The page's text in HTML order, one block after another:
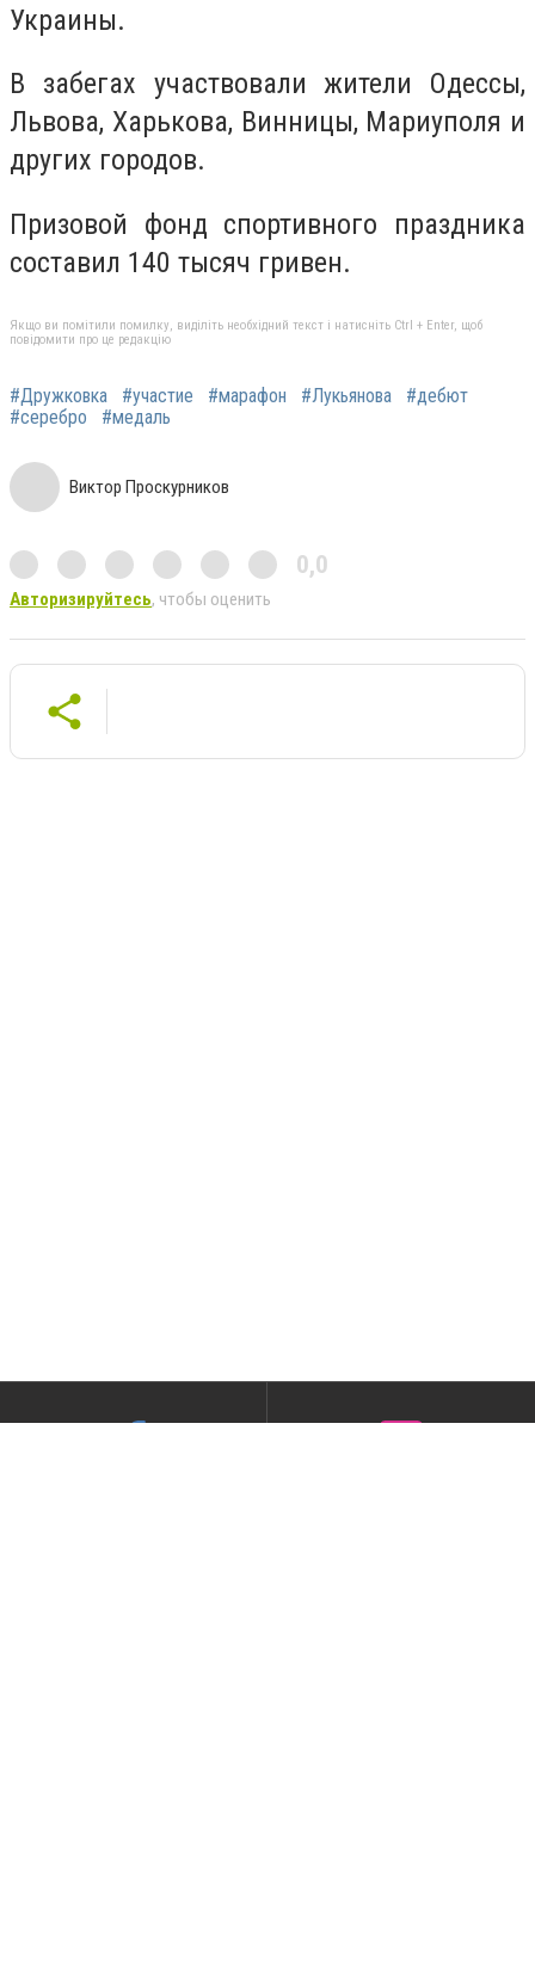
Украины.
В забегах участвовали жители Одессы,
Львова, Харькова, Винницы, Мариуполя и
других городов.
Призовой фонд спортивного праздника
составил 140 тысяч гривен.
Якщо ви помітили помилку, виділіть необхідний текст і натисніть Ctrl + Enter, щоб
повідомити про це редакцію
#Дружковка #участие #марафон #Лукьянова
#дебют
#серебро
#медаль
Виктор Проскурников
0,0
Авторизируйтесь, чтобы оценить